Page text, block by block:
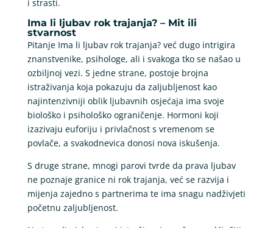
i strasti.
Ima li ljubav rok trajanja? – Mit ili
stvarnost
Pitanje Ima li ljubav rok trajanja? već dugo intrigira
znanstvenike, psihologe, ali i svakoga tko se našao u
ozbiljnoj vezi. S jedne strane, postoje brojna
istraživanja koja pokazuju da zaljubljenost kao
najintenzivniji oblik ljubavnih osjećaja ima svoje
biološko i psihološko ograničenje. Hormoni koji
izazivaju euforiju i privlačnost s vremenom se
povlače, a svakodnevica donosi nova iskušenja.
S druge strane, mnogi parovi tvrde da prava ljubav
ne poznaje granice ni rok trajanja, već se razvija i
mijenja zajedno s partnerima te ima snagu nadživjeti
početnu zaljubljenost.